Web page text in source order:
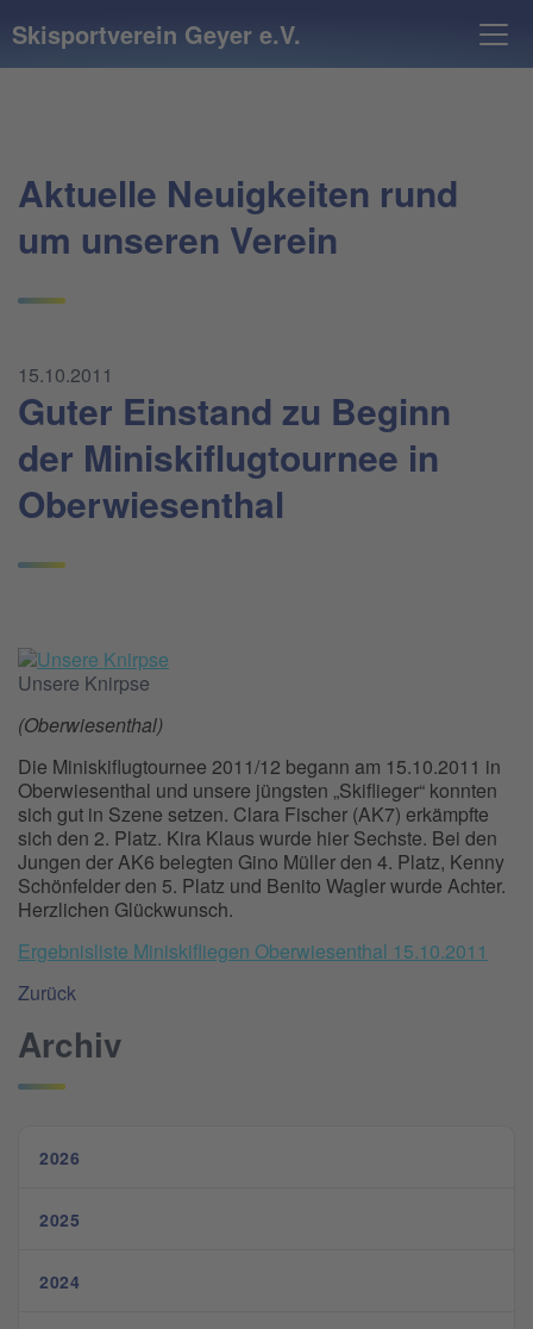
Skisportverein Geyer e.V.
Aktuelle Neuigkeiten rund
um unseren Verein
Guter Einstand zu Beginn
der Miniskiflugtournee in
Oberwiesenthal
15.10.2011
Unsere Knirpse
(Oberwiesenthal)
Die Miniskiflugtournee 2011/12 begann am 15.10.2011 in
Oberwiesenthal und unsere jüngsten „Skiflieger“ konnten
sich gut in Szene setzen. Clara Fischer (AK7) erkämpfte
sich den 2. Platz. Kira Klaus wurde hier Sechste. Bei den
Jungen der AK6 belegten Gino Müller den 4. Platz, Kenny
Schönfelder den 5. Platz und Benito Wagler wurde Achter.
Herzlichen Glückwunsch.
Ergebnisliste Miniskifliegen Oberwiesenthal 15.10.2011
Zurück
Archiv
2026
2025
2024